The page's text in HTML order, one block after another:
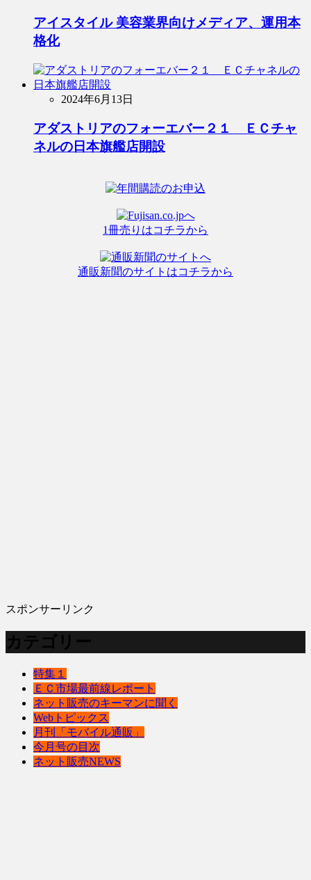
アイスタイル 美容業界向けメディア、運用本
格化
2024年6月13日
アダストリアのフォーエバー２１ ＥＣチャ
ネルの日本旗艦店開設
1冊売りはコチラから
通販新聞のサイトはコチラから
スポンサーリンク
カテゴリー
特集１
ＥＣ市場最前線レポート
ネット販売のキーマンに聞く
Webトピックス
月刊「モバイル通販」
今月号の目次
ネット販売NEWS